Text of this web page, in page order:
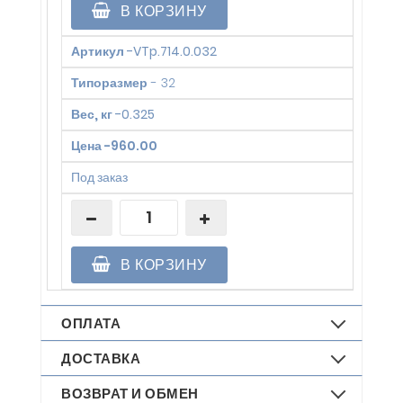
В КОРЗИНУ
Артикул -VTp.714.0.032
Типоразмер - 32
Вес, кг-0.325
Цена-960.00
Под заказ
В КОРЗИНУ
ОПЛАТА
ДОСТАВКА
ВОЗВРАТ И ОБМЕН